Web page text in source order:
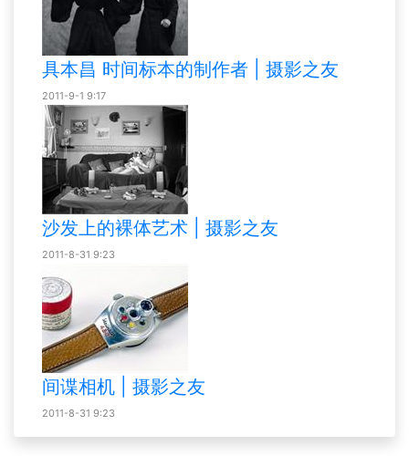
具本昌 时间标本的制作者 | 摄影之友
2011-9-1 9:17
沙发上的裸体艺术 | 摄影之友
2011-8-31 9:23
间谍相机 | 摄影之友
2011-8-31 9:23